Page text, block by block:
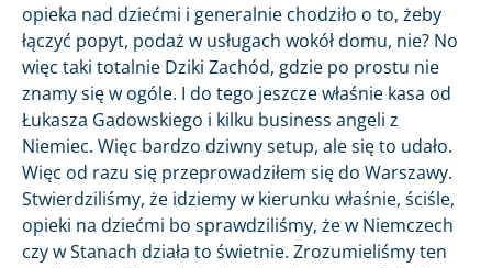
opieka nad dziećmi i generalnie chodziło o to, żeby
łączyć popyt, podaż w usługach wokół domu, nie? No
więc taki totalnie Dziki Zachód, gdzie po prostu nie
znamy się w ogóle. I do tego jeszcze właśnie kasa od
Łukasza Gadowskiego i kilku business angeli z
Niemiec. Więc bardzo dziwny setup, ale się to udało.
Więc od razu się przeprowadziłem się do Warszawy.
Stwierdziliśmy, że idziemy w kierunku właśnie, ściśle,
opieki na dziećmi bo sprawdziliśmy, że w Niemczech
czy w Stanach działa to świetnie. Zrozumieliśmy ten